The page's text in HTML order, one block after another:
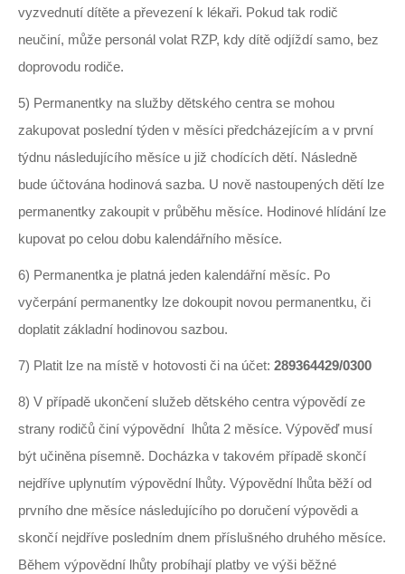
vyzvednutí dítěte a převezení k lékaři. Pokud tak rodič
neučiní, může personál volat RZP, kdy dítě odjíždí samo, bez
doprovodu rodiče.
5) Permanentky na služby dětského centra se mohou
zakupovat poslední týden v měsíci předcházejícím a v první
týdnu následujícího měsíce u již chodících dětí. Následně
bude účtována hodinová sazba. U nově nastoupených dětí lze
permanentky zakoupit v průběhu měsíce. Hodinové hlídání lze
kupovat po celou dobu kalendářního měsíce.
6) Permanentka je platná jeden kalendářní měsíc. Po
vyčerpání permanentky lze dokoupit novou permanentku, či
doplatit základní hodinovou sazbou.
7) Platit lze na místě v hotovosti či na účet: 289364429/0300
8) V případě ukončení služeb dětského centra výpovědí ze
strany rodičů činí výpovědní lhůta 2 měsíce. Výpověď musí
být učiněna písemně. Docházka v takovém případě skončí
nejdříve uplynutím výpovědní lhůty. Výpovědní lhůta běží od
prvního dne měsíce následujícího po doručení výpovědi a
skončí nejdříve posledním dnem příslušného druhého měsíce.
Během výpovědní lhůty probíhají platby ve výši běžné